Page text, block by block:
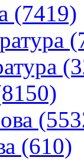
(7419)
(610)